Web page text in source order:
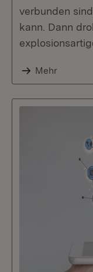
verbunden
kann. Dann
Mehr